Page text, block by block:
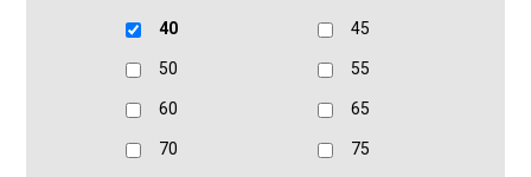
40 45
50 55
60 65
70 75